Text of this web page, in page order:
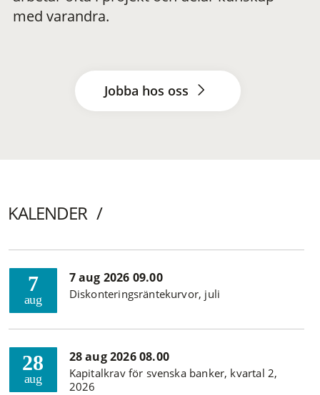
med varandra.
Jobba hos oss
KALENDER
7
aug
7 aug 2026 09.00
Diskonteringsräntekurvor, juli
28
aug
28 aug 2026 08.00
Kapitalkrav för svenska banker, kvartal 2,
2026